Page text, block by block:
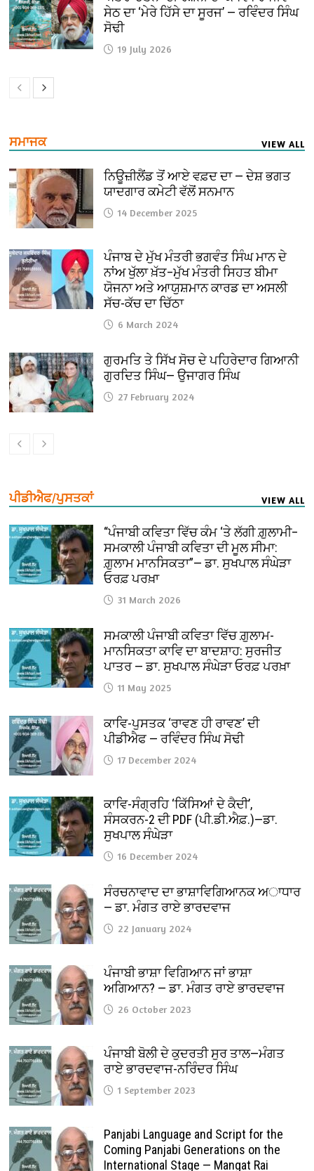
ਸੇਠ ਦਾ ‘ਮੇਰੇ ਹਿੱਸੇ ਦਾ ਸੂਰਜ’ — ਰਵਿੰਦਰ ਸਿੰਘ
ਸੋਢੀ
19 July 2026
ਸਮਾਜਕ VIEW ALL
ਨਿਊਜ਼ੀਲੈਂਡ ਤੋਂ ਆਏ ਵਫ਼ਦ ਦਾ — ਦੇਸ਼ ਭਗਤ
ਯਾਦਗਾਰ ਕਮੇਟੀ ਵੱਲੋਂ ਸਨਮਾਨ
14 December 2025
ਪੰਜਾਬ ਦੇ ਮੁੱਖ ਮੰਤਰੀ ਭਗਵੰਤ ਸਿੰਘ ਮਾਨ ਦੇ
ਨਾਂਅ ਖੁੱਲਾ ਖ਼ੱਤ–ਮੁੱਖ ਮੰਤਰੀ ਸਿਹਤ ਬੀਮਾ
ਯੋਜਨਾ ਅਤੇ ਆਯੁਸ਼ਮਾਨ ਕਾਰਡ ਦਾ ਅਸਲੀ
ਸੱਚ-ਕੱਚ ਦਾ ਚਿੱਠਾ
6 March 2024
ਗੁਰਮਤਿ ਤੇ ਸਿੱਖ ਸੋਚ ਦੇ ਪਹਿਰੇਦਾਰ ਗਿਆਨੀ
ਗੁਰਦਿਤ ਸਿੰਘ— ਉਜਾਗਰ ਸਿੰਘ
27 February 2024
ਪੀਡੀਐਫ/ਪੁਸਤਕਾਂ VIEW ALL
“ਪੰਜਾਬੀ ਕਵਿਤਾ ਵਿੱਚ ਕੰਮ ‘ਤੇ ਲੱਗੀ ਗ਼ੁਲਾਮੀ–
ਸਮਕਾਲੀ ਪੰਜਾਬੀ ਕਵਿਤਾ ਦੀ ਮੂਲ ਸੀਮਾ:
ਗ਼ੁਲਾਮ ਮਾਨਸਿਕਤਾ”— ਡਾ. ਸੁਖਪਾਲ ਸੰਘੇੜਾ
ਓਰਫ਼ ਪਰਖ਼ਾ
31 March 2026
ਸਮਕਾਲੀ ਪੰਜਾਬੀ ਕਵਿਤਾ ਵਿੱਚ ਗ਼ੁਲਾਮ-
ਮਾਨਸਿਕਤਾ ਕਾਵਿ ਦਾ ਬਾਦਸ਼ਾਹ: ਸੁਰਜੀਤ
ਪਾਤਰ — ਡਾ. ਸੁਖਪਾਲ ਸੰਘੇੜਾ ਓਰਫ਼ ਪਰਖ਼ਾ
11 May 2025
ਕਾਵਿ-ਪੁਸਤਕ ‘ਰਾਵਣ ਹੀ ਰਾਵਣ’ ਦੀ
ਪੀਡੀਐਫ — ਰਵਿੰਦਰ ਸਿੰਘ ਸੋਢੀ
17 December 2024
ਕਾਵਿ-ਸੰਗ੍ਰਹਿ ‘ਕਿੱਸਿਆਂ ਦੇ ਕੈਦੀ’,
ਸੰਸਕਰਨ-2 ਦੀ PDF (ਪੀ.ਡੀ.ਐਫ਼.)—ਡਾ.
ਸੁਖਪਾਲ ਸੰਘੇੜਾ
16 December 2024
ਸੰਰਚਨਾਵਾਦ ਦਾ ਭਾਸ਼ਾਵਿਗਿਆਨਕ ਅਾਧਾਰ
— ਡਾ. ਮੰਗਤ ਰਾਏ ਭਾਰਦਵਾਜ
22 January 2024
ਪੰਜਾਬੀ ਭਾਸ਼ਾ ਵਿਗਿਆਨ ਜਾਂ ਭਾਸ਼ਾ
ਅਗਿਆਨ? — ਡਾ. ਮੰਗਤ ਰਾਏ ਭਾਰਦਵਾਜ
26 October 2023
ਪੰਜਾਬੀ ਬੋਲੀ ਦੇ ਕੁਦਰਤੀ ਸੁਰ ਤਾਲ—ਮੰਗਤ
ਰਾਏ ਭਾਰਦਵਾਜ-ਨਰਿੰਦਰ ਸਿੰਘ
1 September 2023
Panjabi Language and Script for the
Coming Panjabi Generations on the
International Stage — Mangat Rai